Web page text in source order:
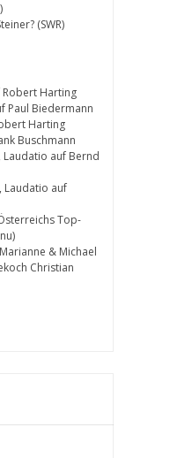
(SWR)
Harting
Paul Biedermann
Harting
Buschmann
Laudatio auf Bernd
Laudatio auf
Top-
& Michael
Christian